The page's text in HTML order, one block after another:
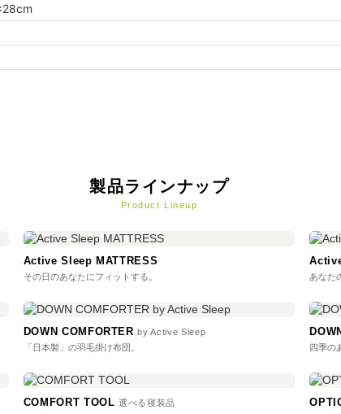
製品ラインナップ
Product Lineup
Active Sleep MATTRESS
その日のあなたにフィットする。 あなた
DOWN COMFORTERby Active Sleep
「日本製」の羽毛掛け布団。
四季の
COMFORT TOOL選べる寝装品